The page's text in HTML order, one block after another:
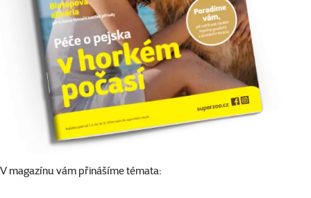
V magazínu vám přinášíme témata: